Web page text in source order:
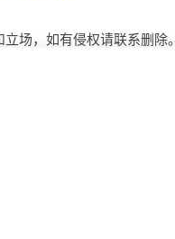
场，如有侵权请联系删除。